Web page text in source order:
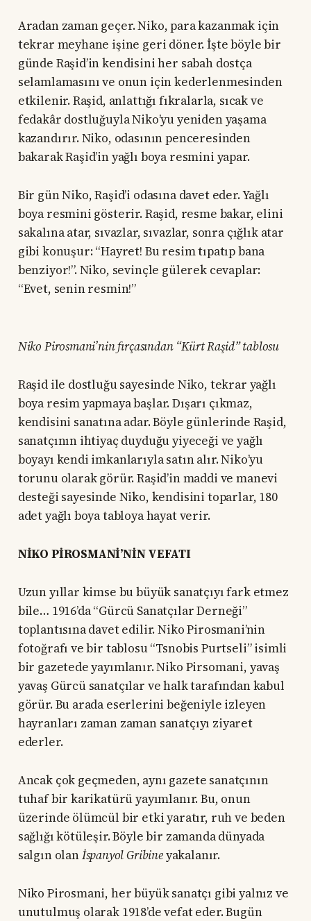
Aradan zaman geçer. Niko, para kazanmak için
tekrar meyhane işine geri döner. İşte böyle bir
günde Raşid’in kendisini her sabah dostça
selamlamasını ve onun için kederlenmesinden
etkilenir. Raşid, anlattığı fıkralarla, sıcak ve
fedakâr dostluğuyla Niko’yu yeniden yaşama
kazandırır. Niko, odasının penceresinden
bakarak Raşid’in yağlı boya resmini yapar.
Bir gün Niko, Raşid’i odasına davet eder. Yağlı
boya resmini gösterir. Raşid, resme bakar, elini
sakalına atar, sıvazlar, sıvazlar, sonra çığlık atar
gibi konuşur: “Hayret! Bu resim tıpatıp bana
benziyor!”. Niko, sevinçle gülerek cevaplar:
“Evet, senin resmin!”
Niko Pirosmani’nin fırçasından “Kürt Raşid” tablosu
Raşid ile dostluğu sayesinde Niko, tekrar yağlı
boya resim yapmaya başlar. Dışarı çıkmaz,
kendisini sanatına adar. Böyle günlerinde Raşid,
sanatçının ihtiyaç duyduğu yiyeceği ve yağlı
boyayı kendi imkanlarıyla satın alır. Niko’yu
torunu olarak görür. Raşid’in maddi ve manevi
desteği sayesinde Niko, kendisini toparlar, 180
adet yağlı boya tabloya hayat verir.
NİKO PİROSMANİ’NİN VEFATI
Uzun yıllar kimse bu büyük sanatçıyı fark etmez
bile… 1916’da “Gürcü Sanatçılar Derneği”
toplantısına davet edilir. Niko Pirosmani’nin
fotoğrafı ve bir tablosu “Tsnobis Purtseli” isimli
bir gazetede yayımlanır. Niko Pirsomani, yavaş
yavaş Gürcü sanatçılar ve halk tarafından kabul
görür. Bu arada eserlerini beğeniyle izleyen
hayranları zaman zaman sanatçıyı ziyaret
ederler.
Ancak çok geçmeden, aynı gazete sanatçının
tuhaf bir karikatürü yayımlanır. Bu, onun
üzerinde ölümcül bir etki yaratır, ruh ve beden
sağlığı kötüleşir. Böyle bir zamanda dünyada
salgın olanİspanyol Gribineyakalanır.
Niko Pirosmani, her büyük sanatçı gibi yalnız ve
unutulmuş olarak 1918’de vefat eder. Bugün